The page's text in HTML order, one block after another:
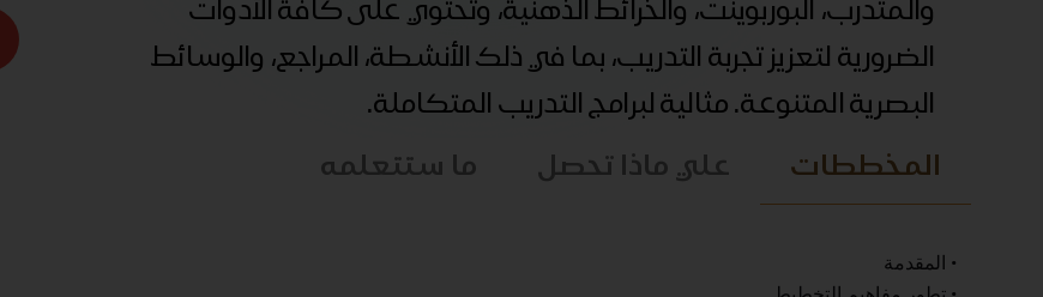
والمتدرب، البوربوينت، والخرائط الذهنية، وتحتوي على كافة الأدوات
الضرورية لتعزيز تجربة التدريب، بما في ذلك الأنشطة، المراجع، والوسائط
البصرية المتنوعة. مثالية لبرامج التدريب المتكاملة.
المخططات علي ماذا تحصل ما ستتعلمه
• المقدمة